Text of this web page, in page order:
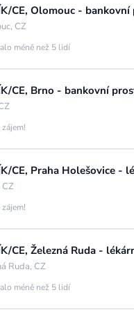
CE, Olomouc -
CZ
méně než 5 lidí
CE, Brno - bankovní
CZ
Ruda, CZ
méně než 5 lidí